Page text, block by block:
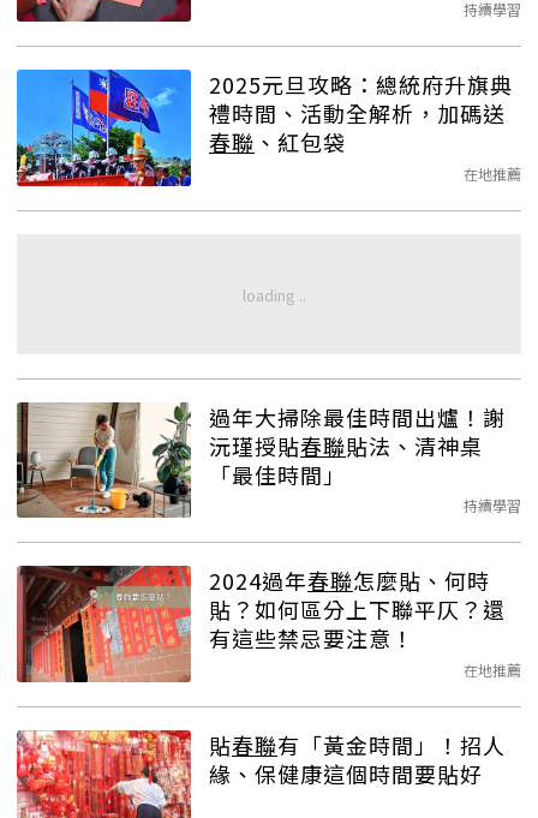
持續學習
2025元旦攻略：總統府升旗典
禮時間、活動全解析，加碼送
春聯 、紅包袋
在地推薦
過年大掃除最佳時間出爐！謝
沅瑾授貼春聯貼法、清神桌
「最佳時間」
持續學習
2024過年春聯怎麼貼、何時
貼？如何區分上下聯平仄？還
有這些禁忌要注意！
在地推薦
貼春聯有「黃金時間」！招人
緣、保健康這個時間要貼好